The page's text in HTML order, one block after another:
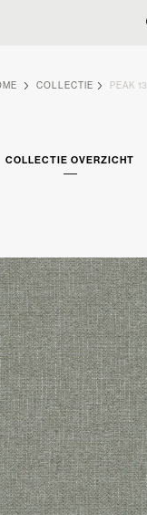
COLLECTIE PEAK 13
COLLECTIE OVERZICHT